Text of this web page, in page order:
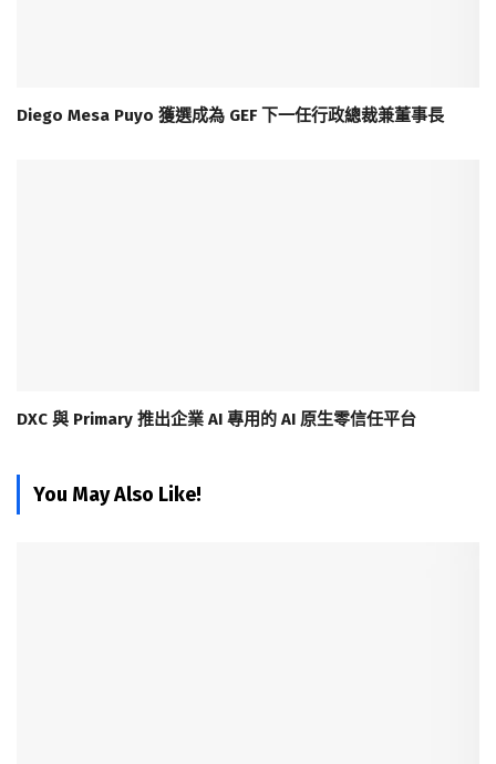
Diego Mesa Puyo 獲選成為 GEF 下一任行政總裁兼董事長
DXC 與 Primary 推出企業 AI 專用的 AI 原生零信任平台
You May Also Like!